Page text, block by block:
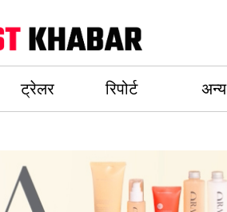
ट्रेलर रिपोर्ट अन्य